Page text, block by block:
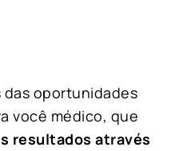
das oportunidades
você médico, que
resultados através